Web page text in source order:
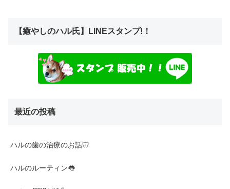
【癒やしのハル氏】LINEスタンプ!！
最近の投稿
ハルの歯の治療のお話🦷
ハルのルーティン👅